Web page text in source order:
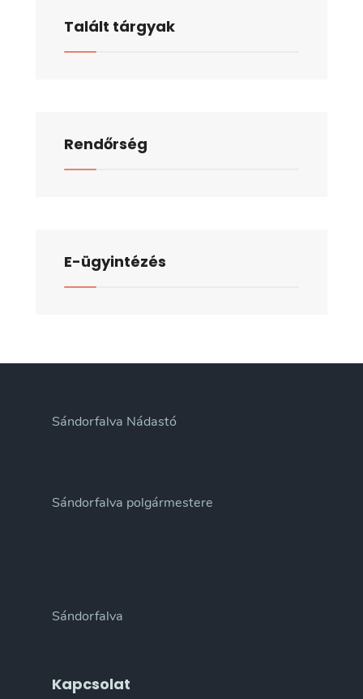
Talált tárgyak
Rendőrség
E-ügyintézés
Sándorfalva Nádastó
Sándorfalva polgármestere
Sándorfalva
Kapcsolat